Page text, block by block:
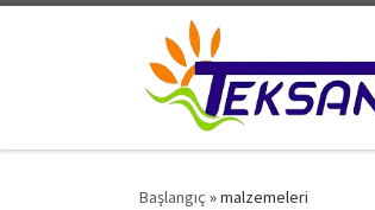
Başlangıç »malzemeleri